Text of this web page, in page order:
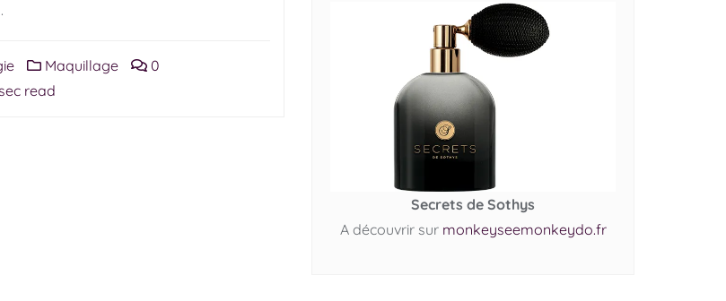
Maquillage
0
read
Secrets de Sothys
A découvrir sur monkeyseemonkeydo.fr